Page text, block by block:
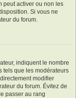
peut activer ou non les
Si vous ne
du forum.
indiquent le nombre
tels que les modérateurs
modifier
du forum. Évitez de
passer au rang